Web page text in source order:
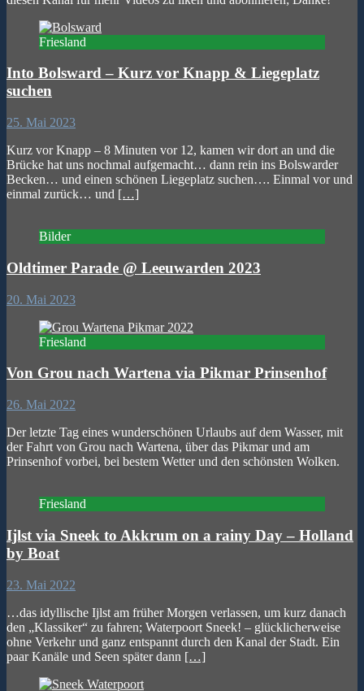
Friesland
Into Bolsward – Kurz vor Knapp & Liegeplatz
suchen
25. Mai 2023
Kurz vor Knapp – 8 Minuten vor 12, kamen wir dort an und die
Brücke hat uns nochmal aufgemacht… dann rein ins Bolswarder
Becken… und einen schönen Liegeplatz suchen…. Einmal vor und
einmal zurück… und […]
Bilder
Oldtimer Parade @ Leeuwarden 2023
20. Mai 2023
Friesland
Von Grou nach Wartena via Pikmar Prinsenhof
26. Mai 2022
Der letzte Tag eines wunderschönen Urlaubs auf dem Wasser, mit
der Fahrt von Grou nach Wartena, über das Pikmar und am
Prinsenhof vorbei, bei bestem Wetter und den schönsten Wolken.
Friesland
Ijlst via Sneek to Akkrum on a rainy Day – Holland
by Boat
23. Mai 2022
…das idyllische Ijlst am früher Morgen verlassen, um kurz danach
den „Klassiker“ zu fahren; Waterpoort Sneek! – glücklicherweise
ohne Verkehr und ganz entspannt durch den Kanal der Stadt. Ein
paar Kanäle und Seen später dann […]